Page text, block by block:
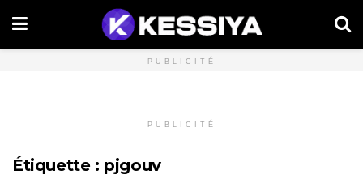
PUBLICITÉ
PUBLICITÉ
Étiquette : pjgouv